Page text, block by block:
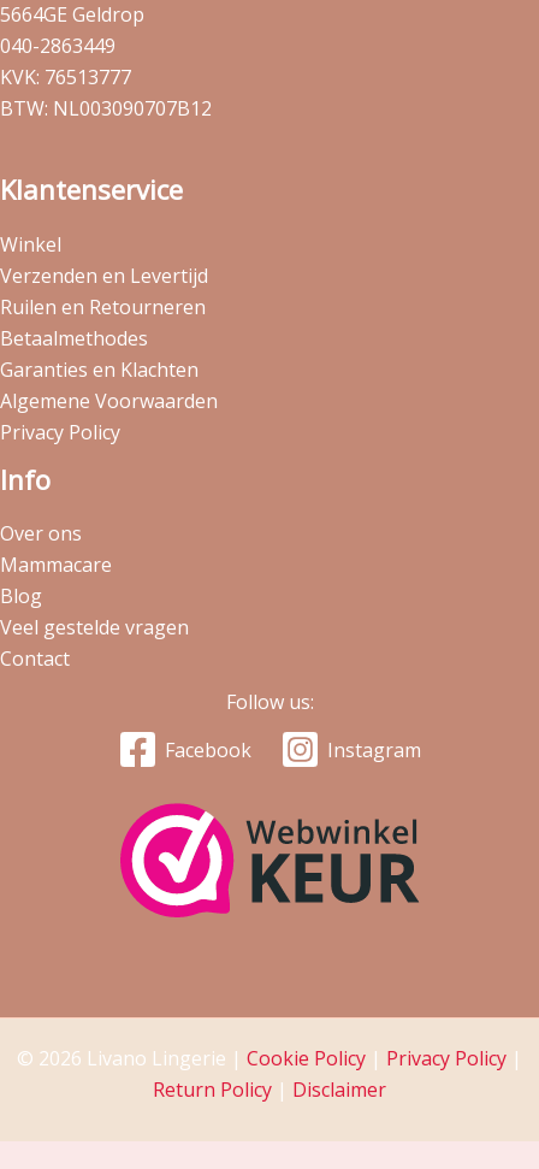
5664GE Geldrop
040-2863449
KVK: 76513777
BTW: NL003090707B12
Klantenservice
Winkel
Verzenden en Levertijd
Ruilen en Retourneren
Betaalmethodes
Garanties en Klachten
Algemene Voorwaarden
Privacy Policy
Info
Over ons
Mammacare
Blog
Veel gestelde vragen
Contact
Follow us:
Facebook
Instagram
© 2026 Livano Lingerie | Cookie Policy | Privacy Policy |
Return Policy | Disclaimer